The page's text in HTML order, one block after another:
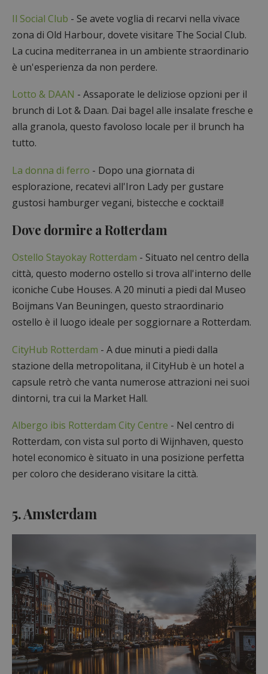
Il Social Club - Se avete voglia di recarvi nella vivace
zona di Old Harbour, dovete visitare The Social Club.
La cucina mediterranea in un ambiente straordinario
è un'esperienza da non perdere.
Lotto & DAAN - Assaporate le deliziose opzioni per il
brunch di Lot & Daan. Dai bagel alle insalate fresche e
alla granola, questo favoloso locale per il brunch ha
tutto.
La donna di ferro - Dopo una giornata di
esplorazione, recatevi all'Iron Lady per gustare
gustosi hamburger vegani, bistecche e cocktail!
Dove dormire a Rotterdam
Ostello Stayokay Rotterdam - Situato nel centro della
città, questo moderno ostello si trova all'interno delle
iconiche Cube Houses. A 20 minuti a piedi dal Museo
Boijmans Van Beuningen, questo straordinario
ostello è il luogo ideale per soggiornare a Rotterdam.
CityHub Rotterdam - A due minuti a piedi dalla
stazione della metropolitana, il CityHub è un hotel a
capsule retrò che vanta numerose attrazioni nei suoi
dintorni, tra cui la Market Hall.
Albergo ibis Rotterdam City Centre - Nel centro di
Rotterdam, con vista sul porto di Wijnhaven, questo
hotel economico è situato in una posizione perfetta
per coloro che desiderano visitare la città.
5. Amsterdam